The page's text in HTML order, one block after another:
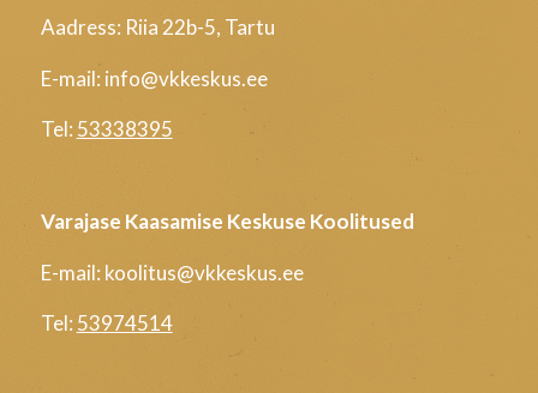
Aadress: Riia 22b-5, Tartu
E-mail: info@vkkeskus.ee
Tel: 53338395
Varajase Kaasamise Keskuse Koolitused
E-mail: koolitus@vkkeskus.ee
Tel: 53974514